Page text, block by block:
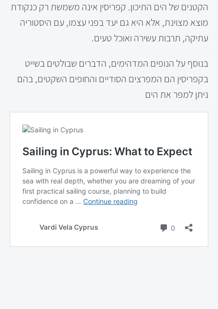
הקטנים של הים התיכון. קפריסין אינה משמשת רק כנקודת
מוצא מצוינת, אלא היא גם יעד בפני עצמו, עם היסטוריה
עתיקה, תרבות עשירה ואוכל טעים.
בנוסף על הנופים המדהימים, הדברים שבולטים בשייט
בקפריסין הם המפרצים הסודיים והחופים השקטים, בהם
ניתן למפר את הים